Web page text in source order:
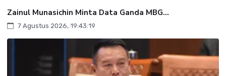
Zainul Munasichin Minta Data Ganda MBG...
7 Agustus 2026, 19:43:19